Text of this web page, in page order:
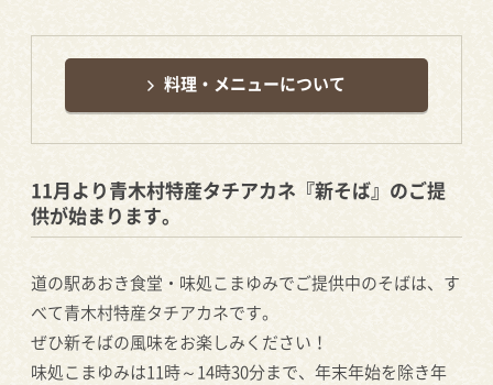
料理・メニューについて
11月より青木村特産タチアカネ『新そば』のご提
供が始まります。
道の駅あおき食堂・味処こまゆみでご提供中のそばは、す
べて青木村特産タチアカネです。
ぜひ新そばの風味をお楽しみください！
味処こまゆみは11時～14時30分まで、年末年始を除き年